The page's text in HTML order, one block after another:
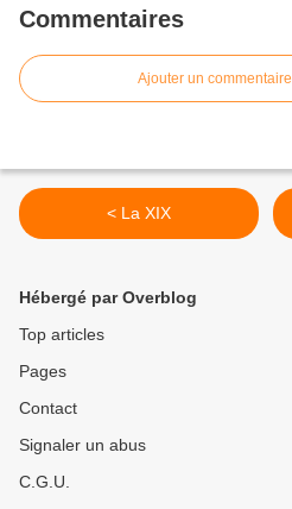
Commentaires
Ajouter un commentaire
< La XIX
Hébergé par Overblog
Top articles
Pages
Contact
Signaler un abus
C.G.U.